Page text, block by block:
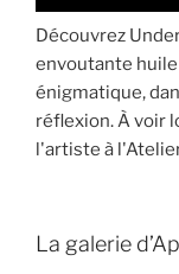
Découvrez
envoutante
énigmatique,
réflexion. À voir
l'artiste à
La galerie